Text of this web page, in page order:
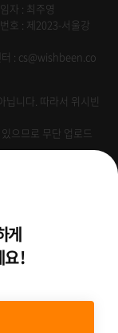
자 : 최주영
호 : 제2023-서울강
터 : cs@wishbeen.co
닙니다. 따라서 위시빈
으므로 무단 업로드
게
요 !